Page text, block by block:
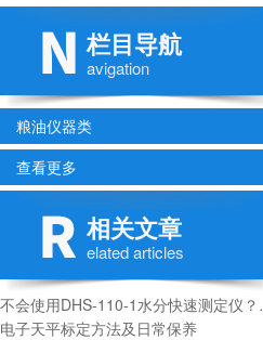
栏目导航
avigation
粮油仪器类
查看更多
相关文章
elated articles
不会使
电子天平标定方法及日常保养